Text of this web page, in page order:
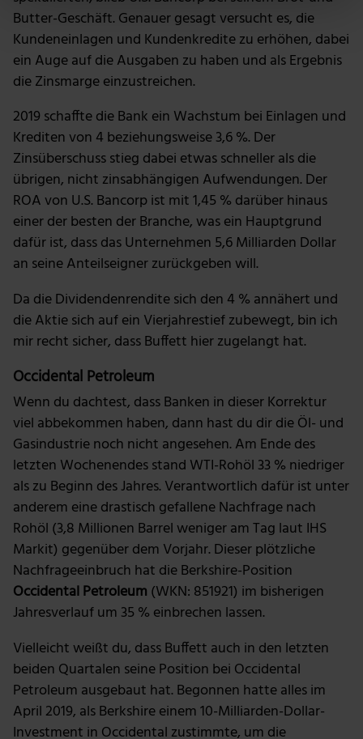
Erfahren Sie mehr darüber, wie Ihre persönlichen Daten
verarbeitet werden, und legen Sie Ihre Präferenzen im
Abschnitt Einzelheitenfest.
Wir verwenden Cookies, um Inhalte und Anzeigen zu
zu können und die Zugriffe auf unsere Website zu
analysieren. Außerdem geben wir Informationen zu
deiner Verwendung unserer Website an unsere Partner
für soziale Medien, Werbung und Analysen weiter.
Unsere Partner führen diese Informationen
möglicherweise mit weiteren Daten zusammen, die du
ihnen bereitgestellt hast oder die sie im Rahmen deiner
Nutzung der Dienste gesammelt haben.
Butter-Geschäft. Genauer gesagt versucht es, die
Kundeneinlagen und Kundenkredite zu erhöhen, dabei
ein Auge auf die Ausgaben zu haben und als Ergebnis
die Zinsmarge einzustreichen.
2019 schaffte die Bank ein Wachstum bei Einlagen und
Krediten von 4 beziehungsweise 3,6 %. Der
Zinsüberschuss stieg dabei etwas schneller als die
übrigen, nicht zinsabhängigen Aufwendungen. Der
ROA von U.S. Bancorp ist mit 1,45 % darüber hinaus
einer der besten der Branche, was ein Hauptgrund
dafür ist, dass das Unternehmen 5,6 Milliarden Dollar
an seine Anteilseigner zurückgeben will.
Da die Dividendenrendite sich den 4 % annähert und
die Aktie sich auf ein Vierjahrestief zubewegt, bin ich
mir recht sicher, dass Buffett hier zugelangt hat.
Occidental Petroleum
Wenn du dachtest, dass Banken in dieser Korrektur
viel abbekommen haben, dann hast du dir die Öl- und
Gasindustrie noch nicht angesehen. Am Ende des
letzten Wochenendes stand WTI-Rohöl 33 % niedriger
als zu Beginn des Jahres. Verantwortlich dafür ist unter
anderem eine drastisch gefallene Nachfrage nach
Rohöl (3,8 Millionen Barrel weniger am Tag laut IHS
Markit) gegenüber dem Vorjahr. Dieser plötzliche
Nachfrageeinbruch hat die Berkshire-Position
Occidental Petroleum (WKN: 851921) im bisherigen
Jahresverlauf um 35 % einbrechen lassen.
Vielleicht weißt du, dass Buffett auch in den letzten
beiden Quartalen seine Position bei Occidental
Petroleum ausgebaut hat. Begonnen hatte alles im
April 2019, als Berkshire einem 10-Milliarden-Dollar-
Investment in Occidental zustimmte, um die